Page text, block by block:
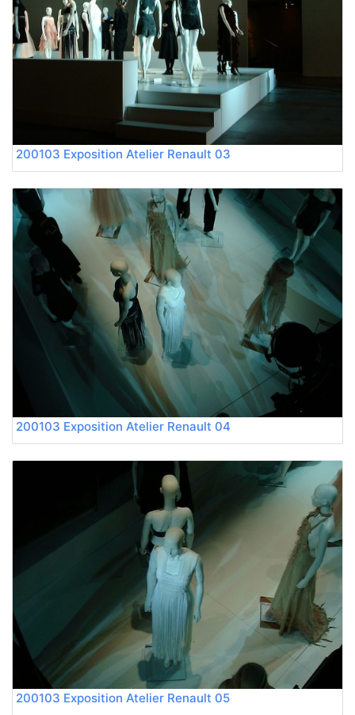
200103 Exposition Atelier Renault 03
200103 Exposition Atelier Renault 04
200103 Exposition Atelier Renault 05